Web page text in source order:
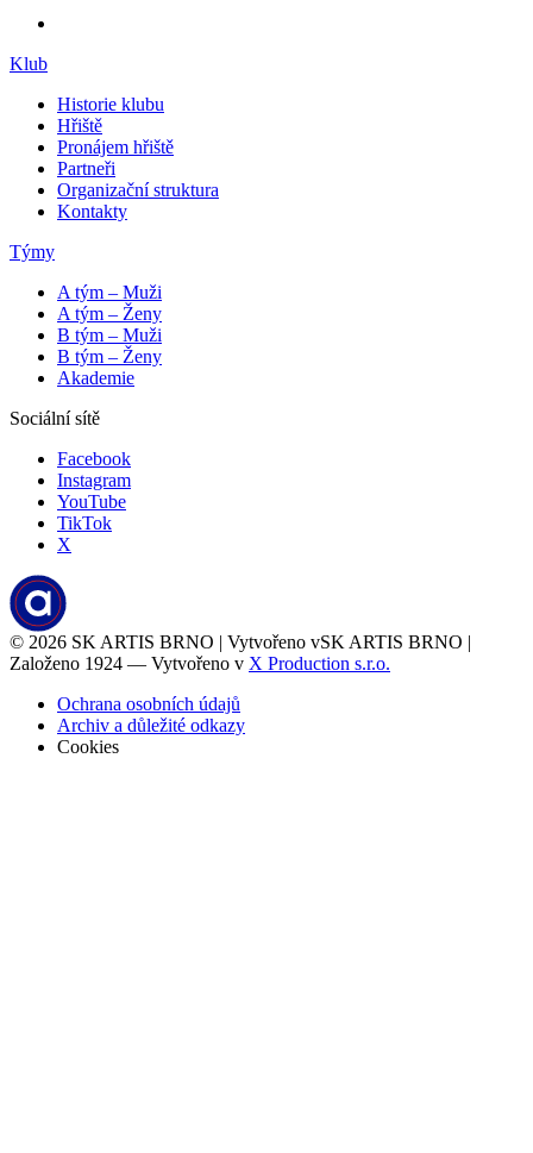
Klub
Historie klubu
Hřiště
Pronájem hřiště
Partneři
Organizační struktura
Kontakty
Týmy
A tým – Muži
A tým – Ženy
B tým – Muži
B tým – Ženy
Akademie
Sociální sítě
Facebook
Instagram
YouTube
TikTok
X
© 2026 SK ARTIS BRNO | Vytvořeno vSK ARTIS BRNO |
Založeno 1924 — Vytvořeno v X Production s.r.o.
Ochrana osobních údajů
Archiv a důležité odkazy
Cookies